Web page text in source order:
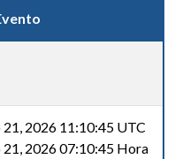
21, 2026 11:10:45 UTC
21, 2026 07:10:45 Hora